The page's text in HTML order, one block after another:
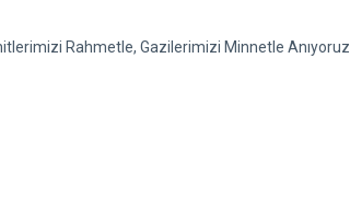
Rahmetle, Gazilerimizi Minnetle Anıyoruz.